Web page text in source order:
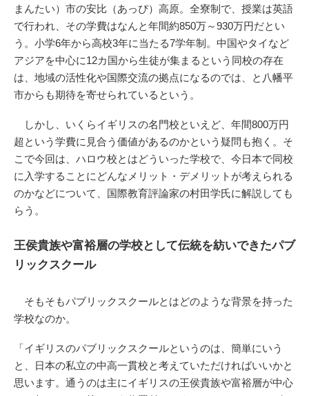
まんたい）市の安比（あっぴ）高原。全寮制で、授業は英語
で行われ、その学費はなんと年間約850万～930万円だとい
う。小学6年から高校3年に当たる7学年制。中国やタイなど
アジアを中心に12カ国から生徒が集まるという同校の存在
は、地域の活性化や国際交流の拠点になるのでは、と八幡平
市からも期待を寄せられているという。
しかし、いくらイギリスの名門校といえど、年間800万円
超という学費に見合う価値があるのかという疑問も抱く。そ
こで今回は、ハロウ校とはどういった学校で、今日本で同校
に入学することにどんなメリット・デメリットが考えられる
のかなどについて、国際教育評論家の村田学氏に解説しても
らう。
王侯貴族や富裕層の学校として伝統を紡いできたパブ
リックスクール
そもそもパブリックスクールとはどのような背景を持った
学校なのか。
「イギリスのパブリックスクールというのは、簡単にいう
と、日本の私立の中高一貫校と考えていただければいいかと
思います。通うのは主にイギリスの王侯貴族や富裕層が中心